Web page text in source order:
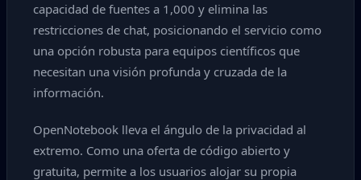
capacidad de fuentes a 1,000 y elimina las
restricciones de chat, posicionando el servicio como
una opción robusta para equipos científicos que
necesitan una visión profunda y cruzada de la
información.
OpenNotebook lleva el ángulo de la privacidad al
extremo. Como una oferta de código abierto y
gratuita, permite a los usuarios alojar su propia